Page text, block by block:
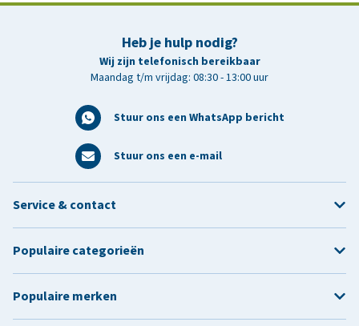
Heb je hulp nodig?
Wij zijn telefonisch bereikbaar
Maandag t/m vrijdag: 08:30 - 13:00 uur
Stuur ons een WhatsApp bericht
Stuur ons een e-mail
Service & contact
Populaire categorieën
Populaire merken